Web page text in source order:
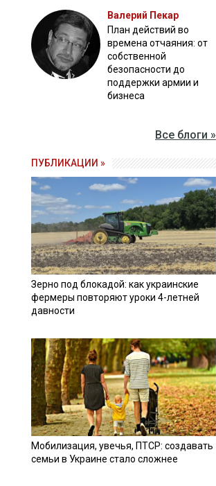
Валерий Пекар
План действий во
времена отчаяния: от
собственной
безопасности до
поддержки армии и
бизнеса
Все блоги »
ПУБЛИКАЦИИ »
Зерно под блокадой: как украинские
фермеры повторяют уроки 4-летней
давности
Мобилизация, увечья, ПТСР: создавать
семьи в Украине стало сложнее